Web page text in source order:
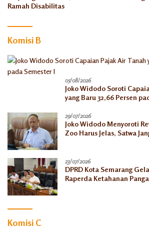
Ramah Disabilitas
Komisi B
05/08/2026
Joko Widodo Soroti
yang Baru 32,66 Persen
29/07/2026
Joko Widodo Menyoroti
Zoo Harus Jelas, Satwa
23/07/2026
DPRD Kota Semarang
Raperda Ketahanan
Komisi C